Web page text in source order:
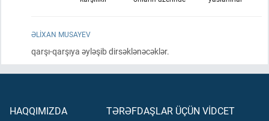
ƏLIXAN MUSAYEV
qarşı-qarşıya əyləşib dirsəklənəcəklər.
HAQQIMIZDA
TƏRƏFDAŞLAR ÜÇÜN VİDCET